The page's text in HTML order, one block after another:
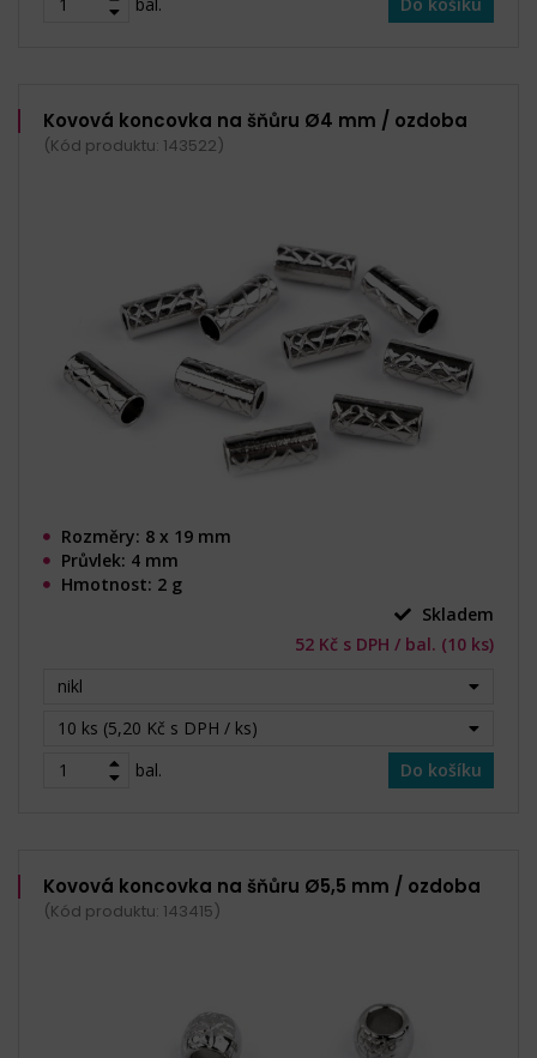
Kovová koncovka na šňůru Ø4 mm / ozdoba
(Kód produktu: 143522)
Rozměry: 8 x 19 mm
Průvlek: 4 mm
Hmotnost: 2 g
Skladem
52 Kč s DPH / bal. (10 ks)
nikl
10 ks (5,20 Kč s DPH / ks)
bal.
Do košíku
Kovová koncovka na šňůru Ø5,5 mm / ozdoba
(Kód produktu: 143415)